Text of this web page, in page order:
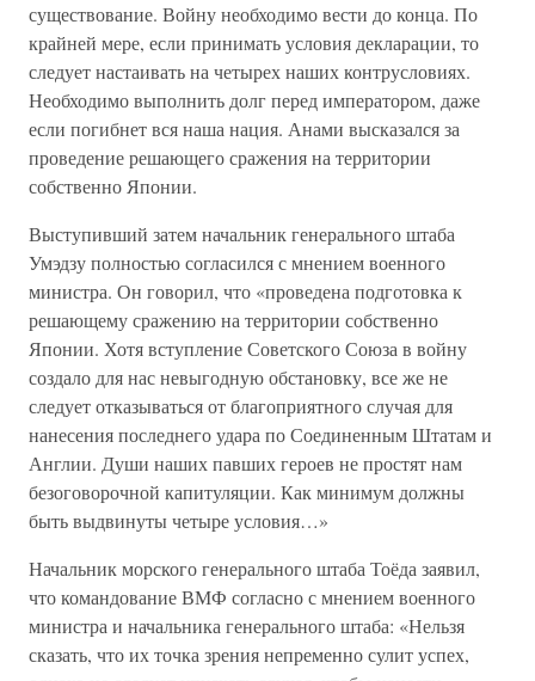
существование. Войну необходимо вести до конца. По
крайней мере, если принимать условия декларации, то
следует настаивать на четырех наших контрусловиях.
Необходимо выполнить долг перед императором, даже
если погибнет вся наша нация. Анами высказался за
проведение решающего сражения на территории
собственно Японии.
Выступивший затем начальник генерального штаба
Умэдзу полностью согласился с мнением военного
министра. Он говорил, что «проведена подготовка к
решающему сражению на территории собственно
Японии. Хотя вступление Советского Союза в войну
создало для нас невыгодную обстановку, все же не
следует отказываться от благоприятного случая для
нанесения последнего удара по Соединенным Штатам и
Англии. Души наших павших героев не простят нам
безоговорочной капитуляции. Как минимум должны
быть выдвинуты четыре условия…»
Начальник морского генерального штаба Тоёда заявил,
что командование ВМФ согласно с мнением военного
министра и начальника генерального штаба: «Нельзя
сказать, что их точка зрения непременно сулит успех,